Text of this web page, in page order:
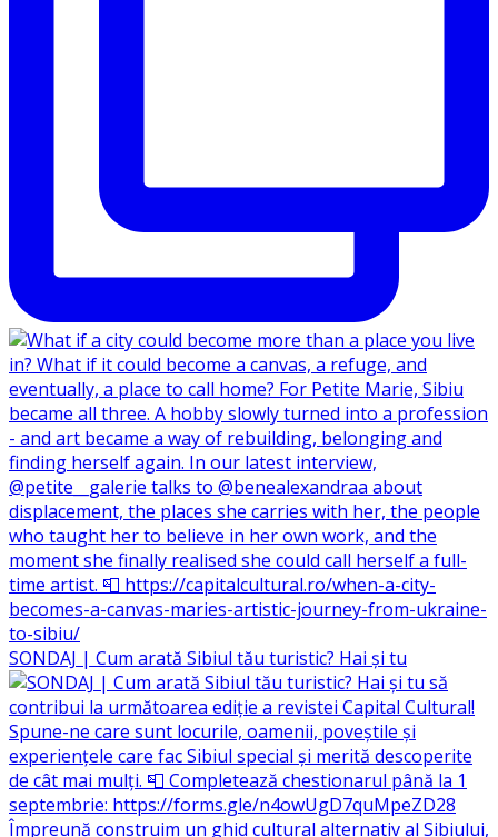
SONDAJ | Cum arată Sibiul tău turistic? Hai și tu